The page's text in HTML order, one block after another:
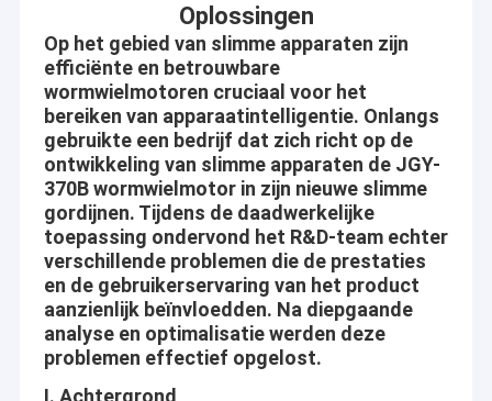
Oplossingen
Op het gebied van slimme apparaten zijn
efficiënte en betrouwbare
wormwielmotoren cruciaal voor het
bereiken van apparaatintelligentie. Onlangs
gebruikte een bedrijf dat zich richt op de
ontwikkeling van slimme apparaten de JGY-
370B wormwielmotor in zijn nieuwe slimme
gordijnen. Tijdens de daadwerkelijke
toepassing ondervond het R&D-team echter
verschillende problemen die de prestaties
en de gebruikerservaring van het product
aanzienlijk beïnvloedden. Na diepgaande
analyse en optimalisatie werden deze
problemen effectief opgelost.
I. Achtergrond